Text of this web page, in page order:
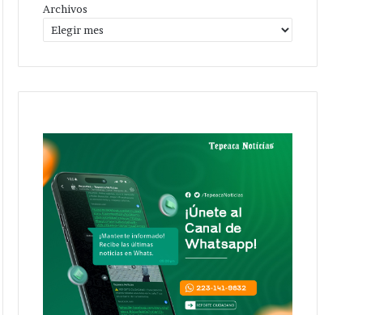
Archivos